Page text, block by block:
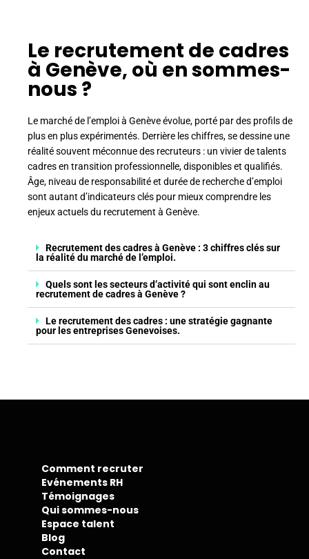
Le recrutement de cadres
à Genève, où en sommes-
nous ?
Le marché de l’emploi à Genève évolue, porté par des profils de
plus en plus expérimentés. Derrière les chiffres, se dessine une
réalité souvent méconnue des recruteurs : un vivier de talents
cadres en transition professionnelle, disponibles et qualifiés.
Âge, niveau de responsabilité et durée de recherche d’emploi
sont autant d’indicateurs clés pour mieux comprendre les
enjeux actuels du recrutement à Genève.
Recrutement des cadres à Genève : 3 chiffres clés sur
la réalité du marché de l’emploi.
Quels sont les secteurs d’activité qui sont enclin au
recrutement de cadres à Genève ?
Le recrutement des cadres : une stratégie gagnante
pour les entreprises Genevoises.
Comment recruter
Evénements RH
Témoignages
Qui sommes-nous
Espace talent
Blog
Contact